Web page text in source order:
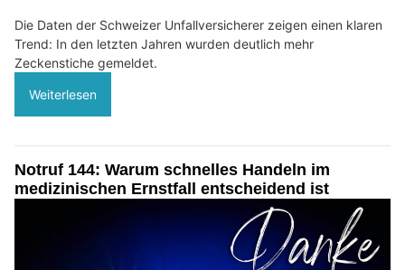
Die Daten der Schweizer Unfallversicherer zeigen einen klaren
Trend: In den letzten Jahren wurden deutlich mehr
Zeckenstiche gemeldet.
Weiterlesen
Notruf 144: Warum schnelles Handeln im
medizinischen Ernstfall entscheidend ist